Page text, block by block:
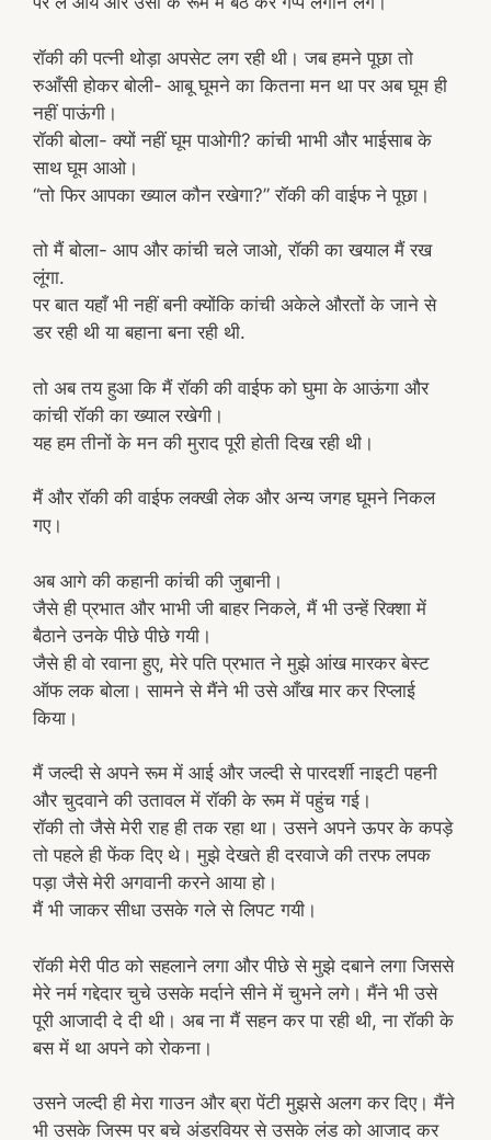
रॉकी की पत्नी थोड़ा अपसेट लग रही थी। जब हमने पूछा तो
रुआँसी होकर बोली- आबू घूमने का कितना मन था पर अब घूम ही
नहीं पाऊंगी।
रॉकी बोला- क्यों नहीं घूम पाओगी? कांची भाभी और भाईसाब के
साथ घूम आओ।
“तो फिर आपका ख्याल कौन रखेगा?” रॉकी की वाईफ ने पूछा।
तो मैं बोला- आप और कांची चले जाओ, रॉकी का खयाल मैं रख
लूंगा.
पर बात यहाँ भी नहीं बनी क्योंकि कांची अकेले औरतों के जाने से
डर रही थी या बहाना बना रही थी.
तो अब तय हुआ कि मैं रॉकी की वाईफ को घुमा के आऊंगा और
कांची रॉकी का ख्याल रखेगी।
यह हम तीनों के मन की मुराद पूरी होती दिख रही थी।
मैं और रॉकी की वाईफ लक्खी लेक और अन्य जगह घूमने निकल
गए।
अब आगे की कहानी कांची की जुबानी।
जैसे ही प्रभात और भाभी जी बाहर निकले, मैं भी उन्हें रिक्शा में
बैठाने उनके पीछे पीछे गयी।
जैसे ही वो रवाना हुए, मेरे पति प्रभात ने मुझे आंख मारकर बेस्ट
ऑफ लक बोला। सामने से मैंने भी उसे आँख मार कर रिप्लाई
किया।
मैं जल्दी से अपने रूम में आई और जल्दी से पारदर्शी नाइटी पहनी
और चुदवाने की उतावल में रॉकी के रूम में पहुंच गई।
रॉकी तो जैसे मेरी राह ही तक रहा था। उसने अपने ऊपर के कपड़े
तो पहले ही फेंक दिए थे। मुझे देखते ही दरवाजे की तरफ लपक
पड़ा जैसे मेरी अगवानी करने आया हो।
मैं भी जाकर सीधा उसके गले से लिपट गयी।
रॉकी मेरी पीठ को सहलाने लगा और पीछे से मुझे दबाने लगा जिससे
मेरे नर्म गद्देदार चुचे उसके मर्दाने सीने में चुभने लगे। मैंने भी उसे
पूरी आजादी दे दी थी। अब ना मैं सहन कर पा रही थी, ना रॉकी के
बस में था अपने को रोकना।
उसने जल्दी ही मेरा गाउन और ब्रा पेंटी मुझसे अलग कर दिए। मैंने
भी उसके जिस्म पर बचे अंडरवियर से उसके लंड को आजाद कर